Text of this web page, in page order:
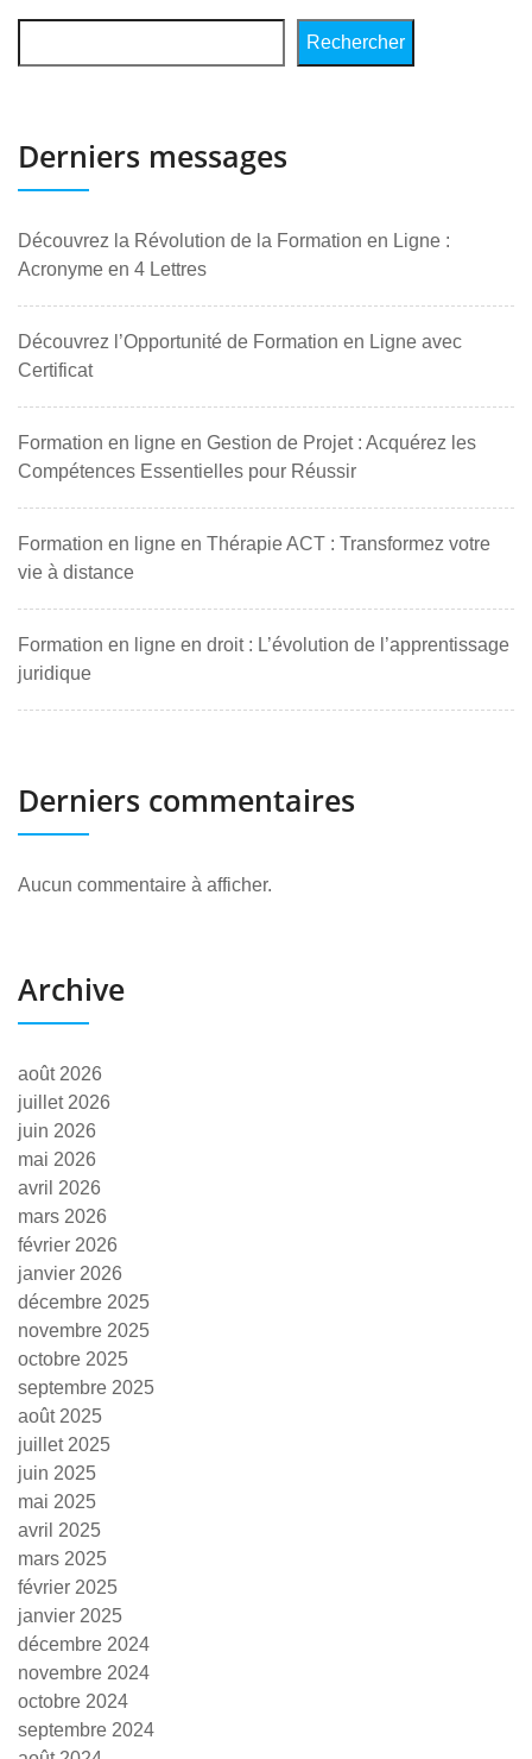
Rechercher
Derniers messages
Découvrez la Révolution de la Formation en Ligne :
Acronyme en 4 Lettres
Découvrez l’Opportunité de Formation en Ligne avec
Certificat
Formation en ligne en Gestion de Projet : Acquérez les
Compétences Essentielles pour Réussir
Formation en ligne en Thérapie ACT : Transformez votre
vie à distance
Formation en ligne en droit : L’évolution de l’apprentissage
juridique
Derniers commentaires
Aucun commentaire à afficher.
Archive
août 2026
juillet 2026
juin 2026
mai 2026
avril 2026
mars 2026
février 2026
janvier 2026
décembre 2025
novembre 2025
octobre 2025
septembre 2025
août 2025
juillet 2025
juin 2025
mai 2025
avril 2025
mars 2025
février 2025
janvier 2025
décembre 2024
novembre 2024
octobre 2024
septembre 2024